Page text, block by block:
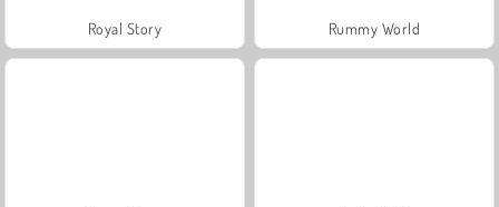
Royal Story Rummy World